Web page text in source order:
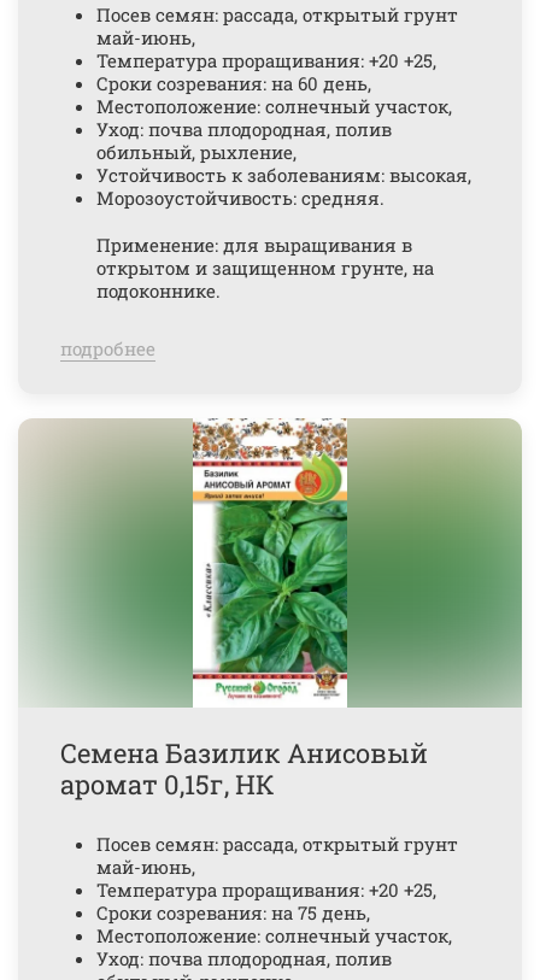
Посев семян: рассада, открытый грунт
май-июнь,
Температура проращивания: +20 +25,
Сроки созревания: на 60 день,
Местоположение: солнечный участок,
Уход: почва плодородная, полив
обильный, рыхление,
Устойчивость к заболеваниям: высокая,
Морозоустойчивость: средняя.
Применение: для выращивания в
открытом и защищенном грунте, на
подоконнике.
подробнее
Семена Базилик Анисовый
аромат 0,15г, НК
Посев семян: рассада, открытый грунт
май-июнь,
Температура проращивания: +20 +25,
Сроки созревания: на 75 день,
Местоположение: солнечный участок,
Уход: почва плодородная, полив